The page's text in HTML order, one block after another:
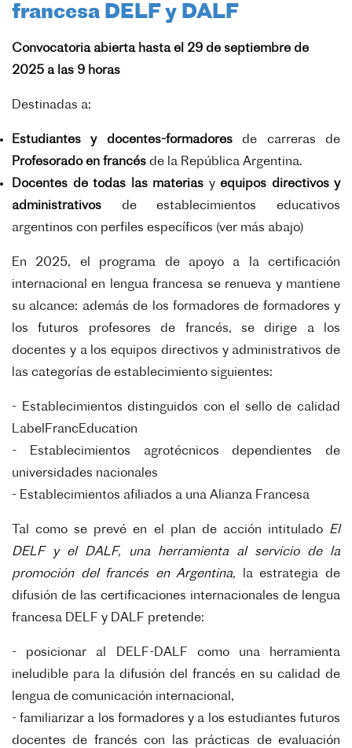
francesa DELF y DALF
Convocatoria abierta hasta el 29 de septiembre de
2025 a las 9 horas
Destinadas a:
Estudiantes y docentes-formadoresde carreras de
Profesorado en francés de la República Argentina.
Docentes de todas las materias y equipos directivos y
administrativos de establecimientos educativos
argentinos con perfiles específicos (ver más abajo)
En 2025, el programa de apoyo a la certificación
internacional en lengua francesa se renueva y mantiene
su alcance: además de los formadores de formadores y
los futuros profesores de francés, se dirige a los
docentes y a los equipos directivos y administrativos de
las categorías de establecimiento siguientes:
- Establecimientos distinguidos con el sello de calidad
LabelFrancEducation
- Establecimientos agrotécnicos dependientes de
universidades nacionales
- Establecimientos afiliados a una Alianza Francesa
Tal como se prevé en el plan de acción intitulado El
DELF y el DALF, una herramienta al servicio de la
promoción del francés en Argentina, la estrategia de
difusión de las certificaciones internacionales de lengua
francesa DELF y DALF pretende:
- posicionar al DELF-DALF como una herramienta
ineludible para la difusión del francés en su calidad de
lengua de comunicación internacional,
- familiarizar a los formadores y a los estudiantes futuros
docentes de francés con las prácticas de evaluación